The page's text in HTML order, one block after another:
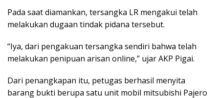
Pada saat diamankan, tersangka LR mengakui telah
melakukan dugaan tindak pidana tersebut.
“Iya, dari pengakuan tersangka sendiri bahwa telah
melakukan penipuan arisan online,” ujar AKP Pigai.
Dari penangkapan itu, petugas berhasil menyita
barang bukti berupa satu unit mobil mitsubishi Pajero